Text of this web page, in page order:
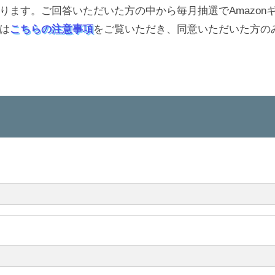
ます。ご回答いただいた方の中から毎月抽選でAmazon
こちらの注意事項をご覧いただき、同意いただいた方の